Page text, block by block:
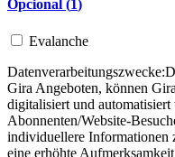
Opcional (1 )
Evalanche
Datenverarbeitungszwecke:
Gira Angeboten, können
digitalisiert und
Abonnenten/Website-
individuellere Informationen
eine erhöhte